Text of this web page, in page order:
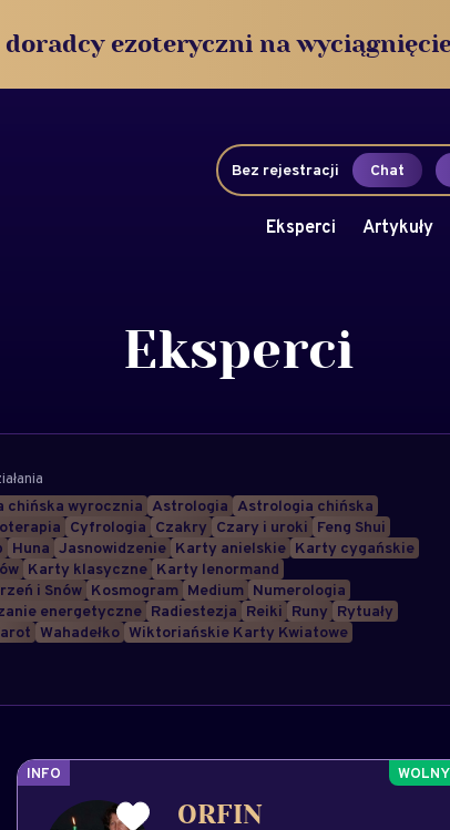
doradcy ezoteryczni na
Bez rejestracji Chat
Eksperci Artykuły
Eksperci
chińska wyrocznia Astrologia Astrologia chińska
Cyfrologia Czakry Czary i uroki Feng Shui
Huna Jasnowidzenie Karty anielskie Karty cygańskie
Karty klasyczne Karty lenormand
i Snów Kosmogram Medium Numerologia
energetyczne Radiestezja Reiki Runy Rytuały
Wahadełko Wiktoriańskie Karty Kwiatowe
INFO
ORFIN